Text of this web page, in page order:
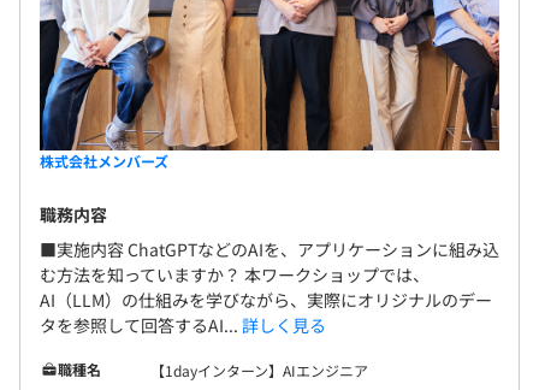
株式会社メンバーズ
職務内容
■実施内容 ChatGPTなどのAIを、アプリケーションに組み込
む方法を知っていますか？ 本ワークショップでは、
AI（LLM）の仕組みを学びながら、実際にオリジナルのデー
タを参照して回答するAI... 詳しく見る
職種名
【1dayインターン】AIエンジニア